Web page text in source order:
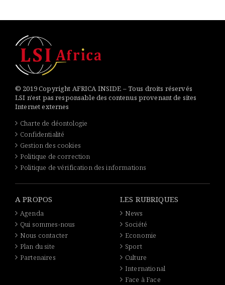
© 2019 Copyright AFRICA INSIDE – Tous droits réservés
LSI n'est pas responsable des contenus provenant de sites
Internet externes
Charte de déontologie
Confidentialité
Gestion des cookies
Politique de correction
Politique de vérification des informations
A PROPOS
Agenda
Qui sommes-nous
Nous contacter
Plan du site
Partenaires
LES RUBRIQUES
News
Société
Economie
Sport
Culture
International
Face à Face